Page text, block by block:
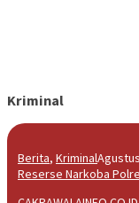
Kriminal
Berita, Kriminal
Reserse Narkoba